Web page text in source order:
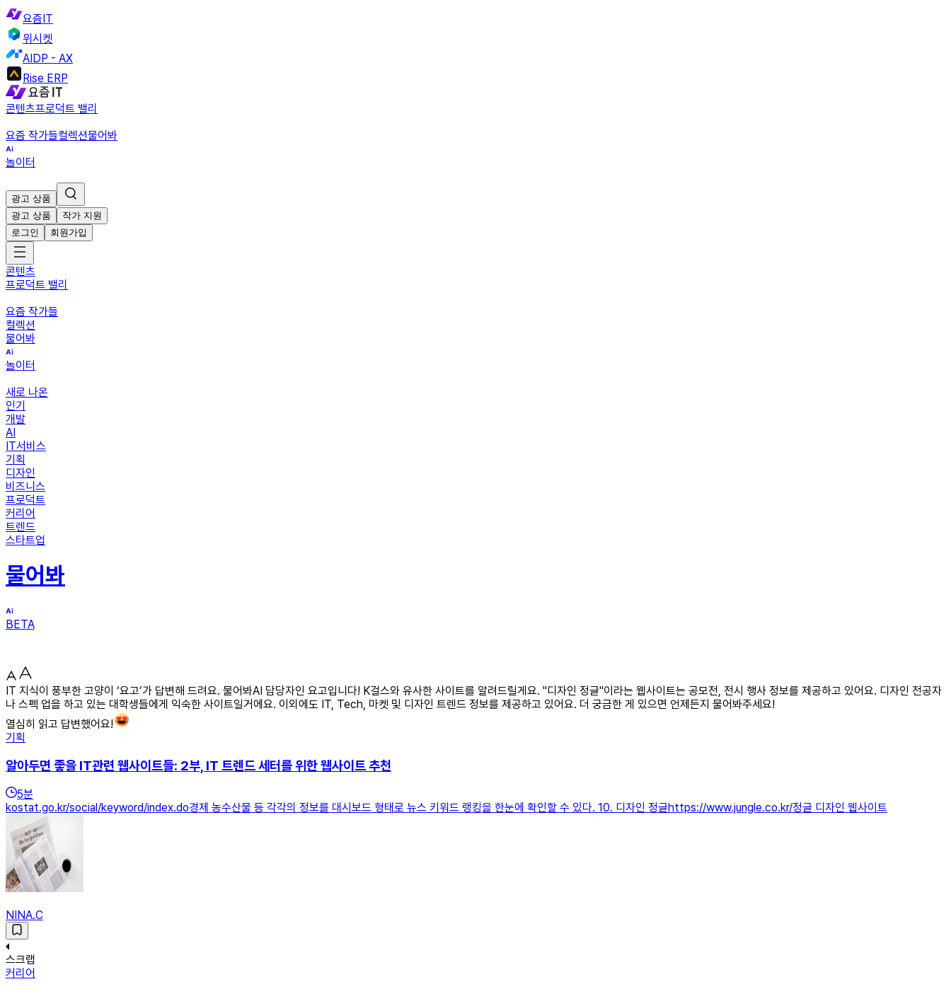
요즘IT
위시켓
AIDP - AX
Rise ERP
콘텐츠프로덕트 밸리
요즘 작가들컬렉션물어봐
놀이터
광고 상품
광고 상품
작가 지원
로그인
회원가입
콘텐츠
프로덕트 밸리
요즘 작가들
컬렉션
물어봐
놀이터
새로 나온
인기
개발
AI
IT서비스
기획
디자인
비즈니스
프로덕트
커리어
트렌드
스타트업
물어봐
BETA
IT 지식이 풍부한 고양이 ‘요고’가 답변해 드려요. 물어봐AI 담당자인 요고입니다! K걸스와 유사한 사이트를 알려드릴게요. "디자인 정글"이라는 웹사이트는 공모전, 전시 행사 정보를 제공하고 있어요. 디자인 전공자
나 스펙 업을 하고 있는 대학생들에게 익숙한 사이트일거에요. 이외에도 IT, Tech, 마켓 및 디자인 트렌드 정보를 제공하고 있어요. 더 궁금한 게 있으면 언제든지 물어봐주세요!
열심히 읽고 답변했어요!
기획
알아두면 좋을 IT관련 웹사이트들: 2부, IT 트렌드 세터를 위한 웹사이트 추천
5분
kostat.go.kr/social/keyword/index.do경제 농수산물 등 각각의 정보를 대시보드 형태로 뉴스 키워드 랭킹을 한눈에 확인할 수 있다. 10. 디자인 정글https://www.jungle.co.kr/정글 디자인 웹사이트
NINA.C
스크랩
커리어